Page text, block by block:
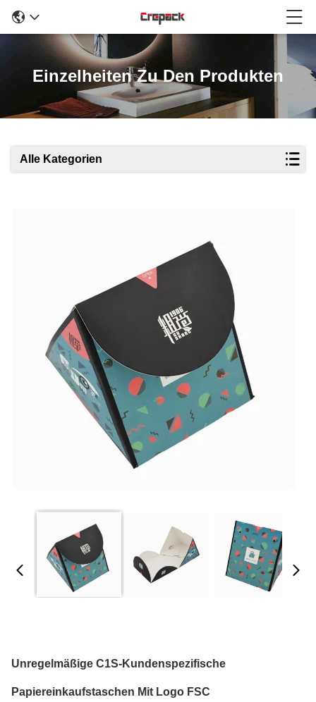
Einzelheiten Zu Den Produkten
Alle Kategorien
Unregelmäßige C1S-Kundenspezifische
Papiereinkaufstaschen Mit Logo FSC